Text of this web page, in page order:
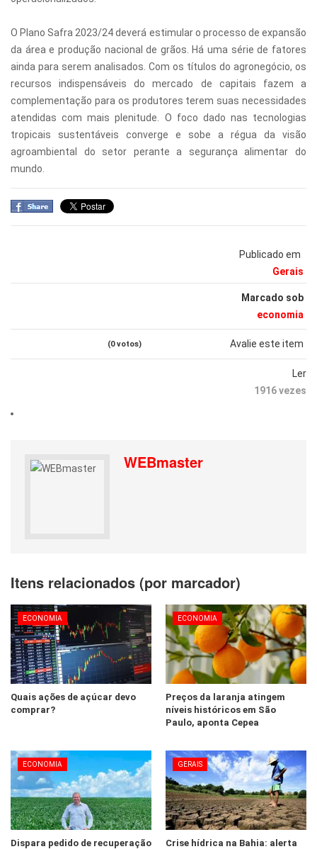
Publicado em
Gerais
Marcado sob
economia
Avalie este item
(0 votos)
Ler
1916 vezes
O Plano Safra 2023/24 deverá estimular o processo de expansão
da área e produção nacional de grãos. Há uma série de fatores
ainda para serem analisados. Com os títulos do agronegócio, os
recursos indispensáveis do mercado de capitais fazem a
complementação para os produtores terem suas necessidades
atendidas com mais plenitude. O foco dado nas tecnologias
tropicais sustentáveis converge e sobe a régua da visão
agroambiental do setor perante a segurança alimentar do
mundo.
WEBmaster
Itens relacionados (por marcador)
ECONOMIA
Quais ações de açúcar devo
comprar?
ECONOMIA
Preços da laranja atingem
níveis históricos em São
Paulo, aponta Cepea
ECONOMIA
Dispara pedido de recuperação
GERAIS
Crise hídrica na Bahia: alerta